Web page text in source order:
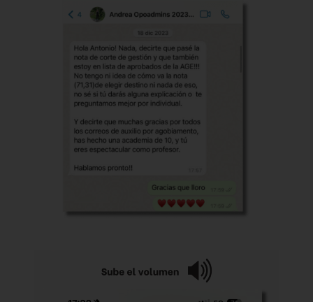
Reproductor
de